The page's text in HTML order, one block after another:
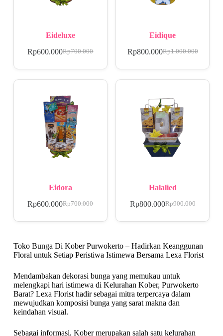
Eideluxe
Rp700.000
Rp600.000
Eidique
Rp1.000.000
Rp800.000
Eidora
Rp700.000
Rp600.000
Halalied
Rp900.000
Rp800.000
Toko Bunga Di Kober Purwokerto – Hadirkan Keanggunan
Floral untuk Setiap Peristiwa Istimewa Bersama Lexa Florist
Mendambakan dekorasi bunga yang memukau untuk
melengkapi hari istimewa di Kelurahan Kober, Purwokerto
Barat? Lexa Florist hadir sebagai mitra terpercaya dalam
mewujudkan komposisi bunga yang sarat makna dan
keindahan visual.
Sebagai informasi, Kober merupakan salah satu kelurahan